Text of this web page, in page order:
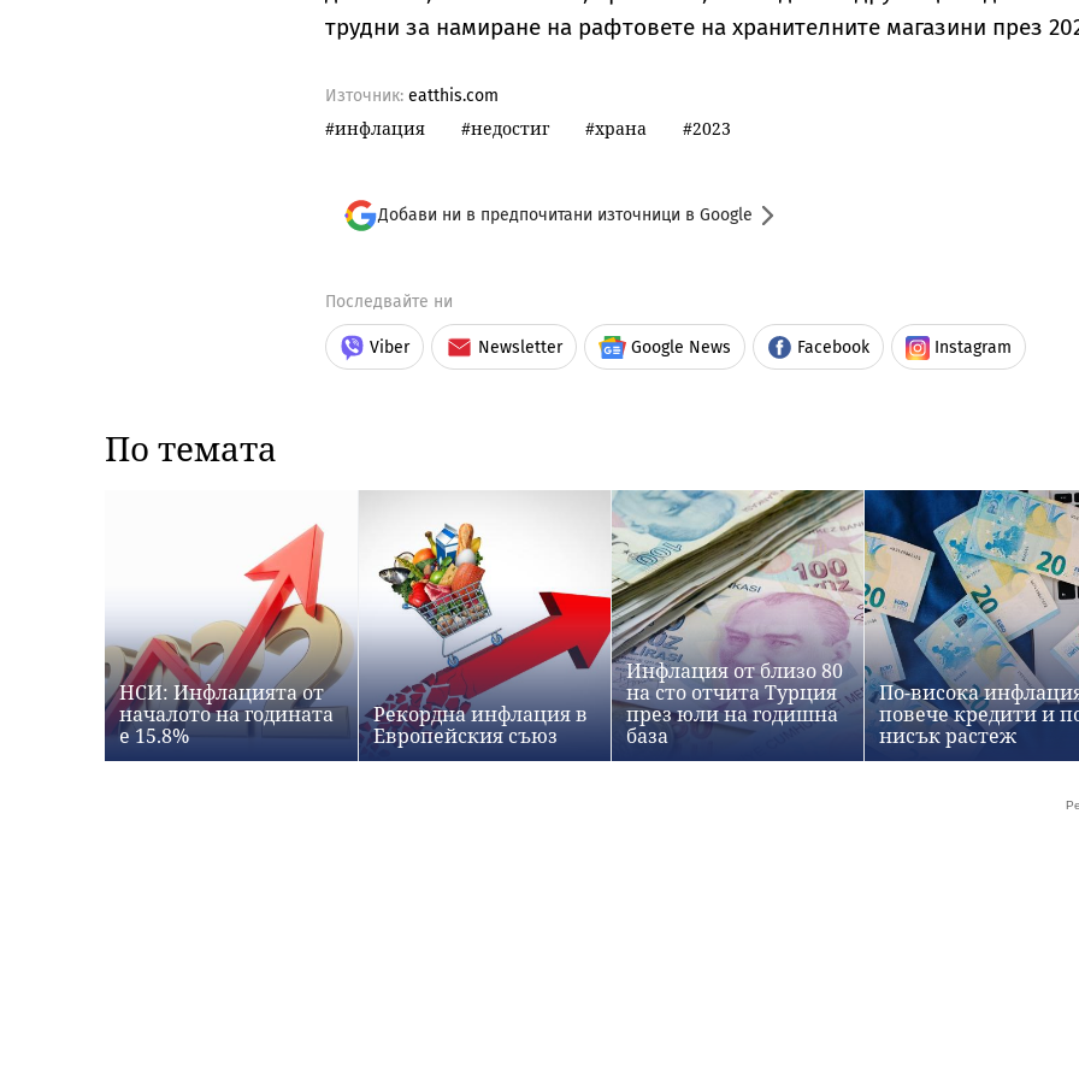
трудни за намиране на рафтовете на хранителните магазини през
Източник: eatthis.com
инфлация недостиг храна 2023
Добави ни в предпочитани източници в Google
Последвайте ни
Viber Newsletter Google News Facebook Instagram
По темата
НСИ: Инфлацията от
началото на годината
е 15.8%
Рекордна инфлация в
Европейския съюз
Инфлация от близо 80
на сто отчита Турция
през юли на годишна
база
По-висока
повече кредити и
нисък растеж